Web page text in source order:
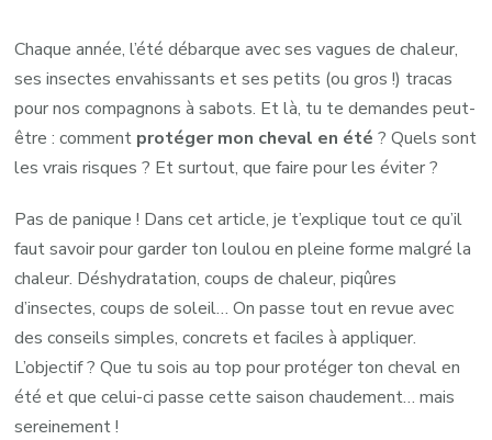
sont
les
risques
pour
son
en
été
et
comment
les
éviter ?
Chaque année, l’été débarque avec ses vagues de chaleur,
ses insectes envahissants et ses petits (ou gros !) tracas
pour nos compagnons à sabots. Et là, tu te demandes peut-
être : comment protéger mon cheval en été ? Quels sont
les vrais risques ? Et surtout, que faire pour les éviter ?
Pas de panique ! Dans cet article, je t’explique tout ce qu’il
faut savoir pour garder ton loulou en pleine forme malgré la
chaleur. Déshydratation, coups de chaleur, piqûres
d’insectes, coups de soleil… On passe tout en revue avec
des conseils simples, concrets et faciles à appliquer.
L’objectif ? Que tu sois au top pour protéger ton cheval en
été et que celui-ci passe cette saison chaudement… mais
sereinement !